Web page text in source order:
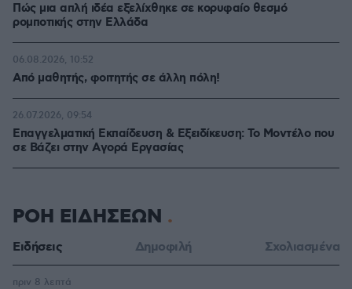
Πώς μια απλή ιδέα εξελίχθηκε σε κορυφαίο θεσμό
ρομποτικής στην Ελλάδα
Από μαθητής, φοιτητής σε άλλη πόλη!
06.08.2026, 10:52
Επαγγελματική Εκπαίδευση & Εξειδίκευση: Το Mοντέλο που
σε Bάζει στην Aγορά Eργασίας
26.07.2026, 09:54
ΡΟΗ ΕΙΔΗΣΕΩΝ
Ειδήσεις Δημοφιλή Σχολιασμένα
πριν 8 λεπτά